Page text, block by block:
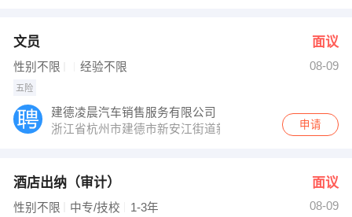
文员 面议
性别不限 经验不限 08-09
五险
建德凌晨汽车销售服务有限公司
浙江省杭州市建德市新安江街道新衢路269号3幢-2申请
酒店出纳（审计） 面议
性别不限 中专/技校 1-3年
08-09